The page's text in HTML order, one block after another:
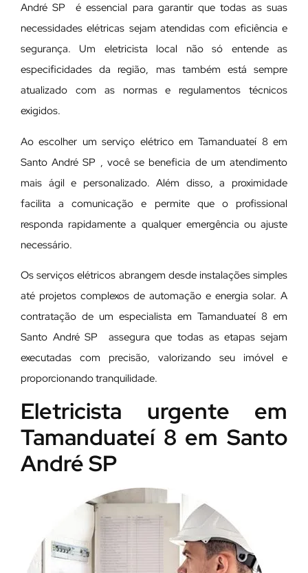
André SP é essencial para garantir que todas as suas
necessidades elétricas sejam atendidas com eficiência e
segurança. Um eletricista local não só entende as
especificidades da região, mas também está sempre
atualizado com as normas e regulamentos técnicos
exigidos.
Ao escolher um serviço elétrico em Tamanduateí 8 em
Santo André SP , você se beneficia de um atendimento
mais ágil e personalizado. Além disso, a proximidade
facilita a comunicação e permite que o profissional
responda rapidamente a qualquer emergência ou ajuste
necessário.
Os serviços elétricos abrangem desde instalações simples
até projetos complexos de automação e energia solar. A
contratação de um especialista em Tamanduateí 8 em
Santo André SP assegura que todas as etapas sejam
executadas com precisão, valorizando seu imóvel e
proporcionando tranquilidade.
Eletricista urgente em
Tamanduateí 8 em Santo
André SP